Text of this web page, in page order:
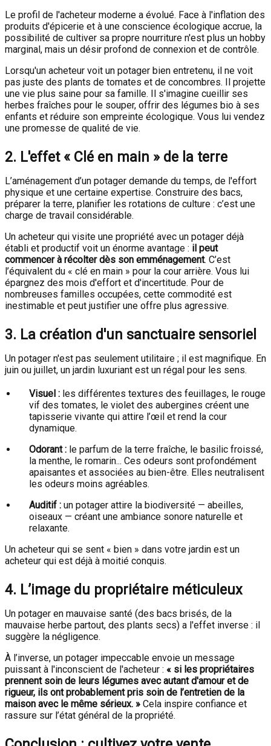
Le profil de l'acheteur moderne a évolué. Face à l'inflation des
produits d'épicerie et à une conscience écologique accrue, la
possibilité de cultiver sa propre nourriture n'est plus un hobby
marginal, mais un désir profond de connexion et de contrôle.
Lorsqu'un acheteur voit un potager bien entretenu, il ne voit
pas juste des plants de tomates et de concombres. Il projette
une vie plus saine pour sa famille. Il s'imagine cueillir ses
herbes fraîches pour le souper, offrir des légumes bio à ses
enfants et réduire son empreinte écologique. Vous lui vendez
une promesse de qualité de vie.
2. L'effet « Clé en main » de la terre
L’aménagement d’un potager demande du temps, de l'effort
physique et une certaine expertise. Construire des bacs,
préparer la terre, planifier les rotations de culture : c’est une
charge de travail considérable.
Un acheteur qui visite une propriété avec un potager déjà
établi et productif voit un énorme avantage : il peut
commencer à récolter dès son emménagement. C’est
l’équivalent du « clé en main » pour la cour arrière. Vous lui
épargnez des mois d'effort et d'incertitude. Pour de
nombreuses familles occupées, cette commodité est
inestimable et peut justifier une offre plus agressive.
3. La création d'un sanctuaire sensoriel
Un potager n'est pas seulement utilitaire ; il est magnifique. En
juin ou juillet, un jardin luxuriant est un régal pour les sens.
Visuel : les différentes textures des feuillages, le rouge
vif des tomates, le violet des aubergines créent une
tapisserie vivante qui attire l’œil et rend la cour
dynamique.
Odorant : le parfum de la terre fraîche, le basilic froissé,
la menthe, le romarin... Ces odeurs sont profondément
apaisantes et associées au bien-être. Elles neutralisent
les odeurs moins agréables.
Auditif : un potager attire la biodiversité — abeilles,
oiseaux — créant une ambiance sonore naturelle et
relaxante.
Un acheteur qui se sent « bien » dans votre jardin est un
acheteur qui est déjà à moitié conquis.
4. L’image du propriétaire méticuleux
Un potager en mauvaise santé (des bacs brisés, de la
mauvaise herbe partout, des plants secs) a l'effet inverse : il
suggère la négligence.
À l’inverse, un potager impeccable envoie un message
puissant à l'inconscient de l'acheteur : « si les propriétaires
prennent soin de leurs légumes avec autant d'amour et de
rigueur, ils ont probablement pris soin de l’entretien de la
maison avec le même sérieux. » Cela inspire confiance et
rassure sur l’état général de la propriété.